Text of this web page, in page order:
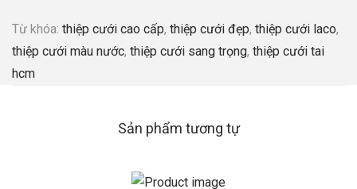
Từ khóa: thiệp cưới cao cấp, thiệp cưới đẹp, thiệp cưới laco,
thiệp cưới màu nước, thiệp cưới sang trọng, thiệp cưới tai
hcm
Sản phẩm tương tự